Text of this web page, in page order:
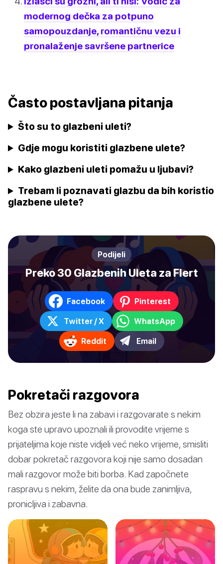
modernog dečka za potpuno
samopouzdanje, romantičnu vezu i
pronalaženje savršene partnerice
Často postavljana pitanja
Što su to glazbeni uleti?
Gdje mogu koristiti glazbene ulete?
Kako glazbeni uleti pomažu u ljubavi?
Trebam li poznavati glazbu da bih koristio
glazbene ulete?
Podijeli
Preko 30 Glazbenih Uleta za Flert
Facebook Pinterest
Twitter / X WhatsApp
Reddit Email
Pokretači razgovora
Bez obzira jeste li na zabavi i razgovarate s nekim
koga ste upravo upoznali ili provodite vrijeme s
prijateljima koje niste vidjeli već neko vrijeme, smisliti
dobar pokretač razgovora koji nije samo dosadan
mali razgovor može biti borba. Kad započnete
raspravu s nekim, želite da ona bude zanimljiva,
pronicljiva i zabavna.